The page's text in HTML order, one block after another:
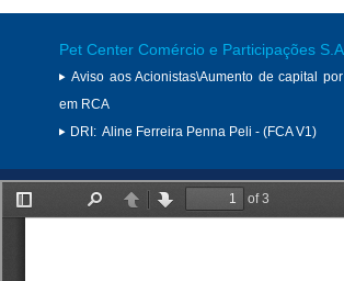
Pet Center Comércio e Participações S.A.
Aviso aos Acionistas\Aumento de capital
em RCA
DRI: Aline Ferreira Penna Peli - (FCA V1)